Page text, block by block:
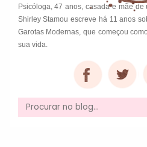
Psicóloga, 47 anos, casada e mãe de
Shirley Stamou escreve há 11 anos
Garotas Modernas, que começou
sua vida.